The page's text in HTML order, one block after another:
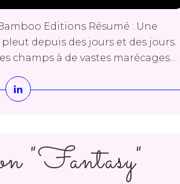
Editions Résumé : Une
depuis des jours et des jours.
champs à de vastes marécages....
"Fantasy"